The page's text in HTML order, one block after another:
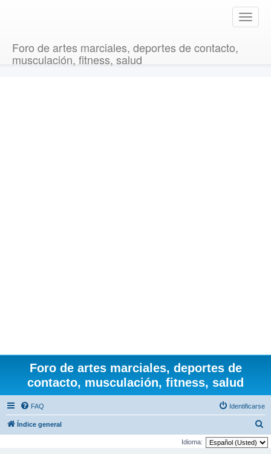
T
o
Foro de artes marciales, deportes de contacto,
musculación, fitness, salud
Foro de artes marciales, deportes de
contacto, musculación, fitness, salud
FAQ Identificarse
Índice general
u
Idioma: